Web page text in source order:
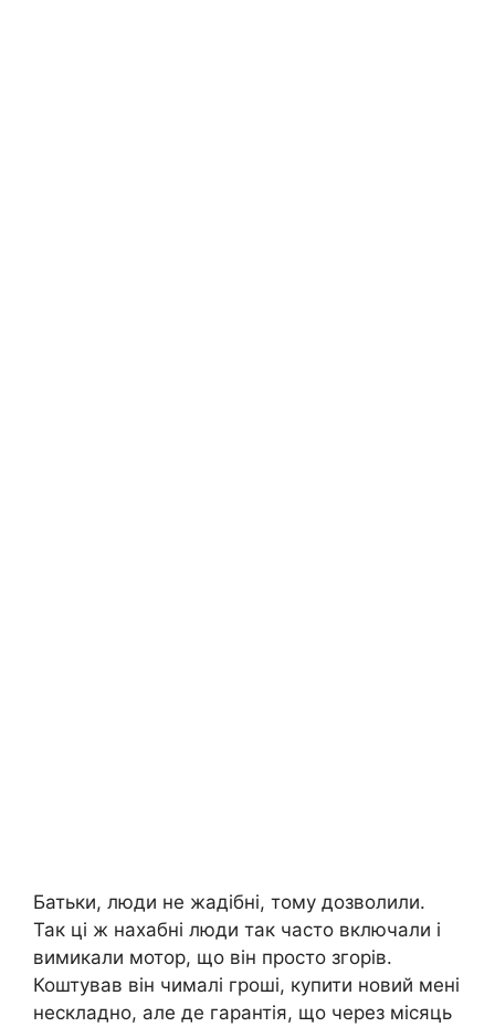
Батьки, люди не жадібні, тому дозволили.
Так ці ж нахабні люди так часто включали і
вимикали мотор, що він просто згорів.
Коштував він чималі гроші, купити новий мені
нескладно, але де гарантія, що через місяць